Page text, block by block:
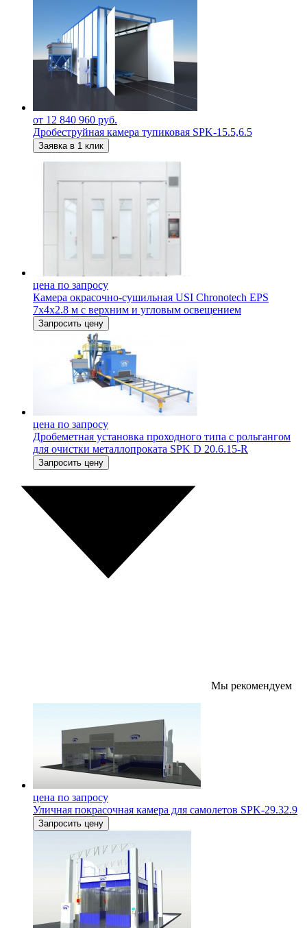
от 12 840 960 руб.
Дробеструйная камера тупиковая SPK-15.5,6.5
Заявка в 1 клик
цена по запросу
Камера окрасочно-сушильная USI Chronotech EPS
7х4х2.8 м c верхним и угловым освещением
Запросить цену
цена по запросу
Дробеметная установка проходного типа с рольгангом
для очистки металлопроката SPK D 20.6.15-R
Запросить цену
Мы рекомендуем
цена по запросу
Уличная покрасочная камера для самолетов SPK-29.32.9
Запросить цену